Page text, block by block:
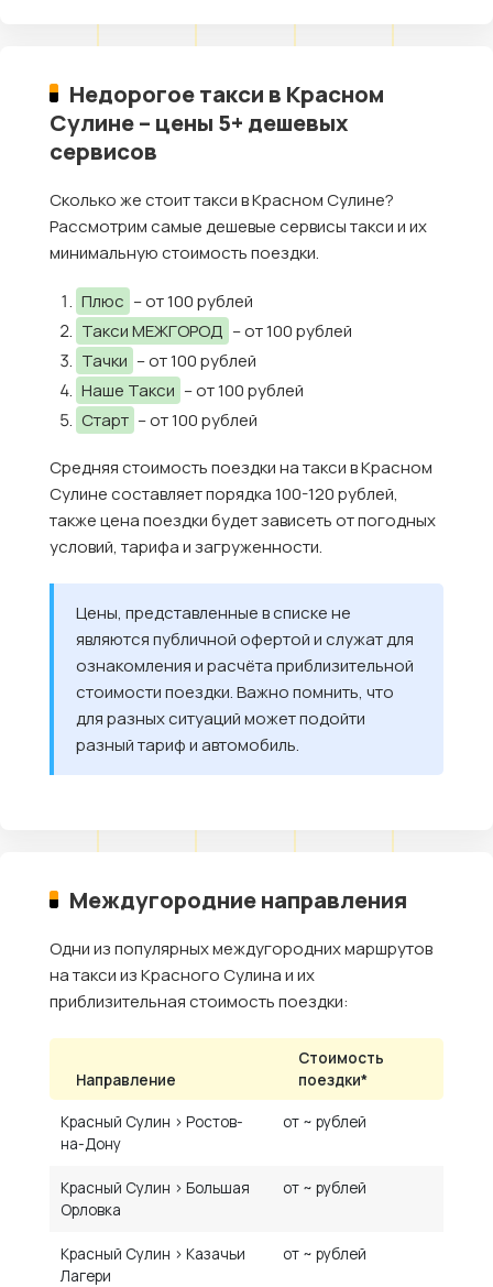
Недорогое такси в Красном
Сулине – цены 5+ дешевых
сервисов
Сколько же стоит такси в Красном Сулине?
Рассмотрим самые дешевые сервисы такси и их
минимальную стоимость поездки.
Плюс – от 100 рублей
Такси МЕЖГОРОД – от 100 рублей
Тачки – от 100 рублей
Наше Такси – от 100 рублей
Старт – от 100 рублей
Средняя стоимость поездки на такси в Красном
Сулине составляет порядка 100-120 рублей,
также цена поездки будет зависеть от погодных
условий, тарифа и загруженности.
Цены, представленные в списке не
являются публичной офертой и служат для
ознакомления и расчёта приблизительной
стоимости поездки. Важно помнить, что
для разных ситуаций может подойти
разный тариф и автомобиль.
Междугородние направления
Одни из популярных междугородних маршрутов
на такси из Красного Сулина и их
приблизительная стоимость поездки:
Направление
Стоимость
поездки*
Красный Сулин › Ростов-
на-Дону
от ~ рублей
Красный Сулин › Большая
Орловка
от ~ рублей
Красный Сулин › Казачьи
Лагери
от ~ рублей